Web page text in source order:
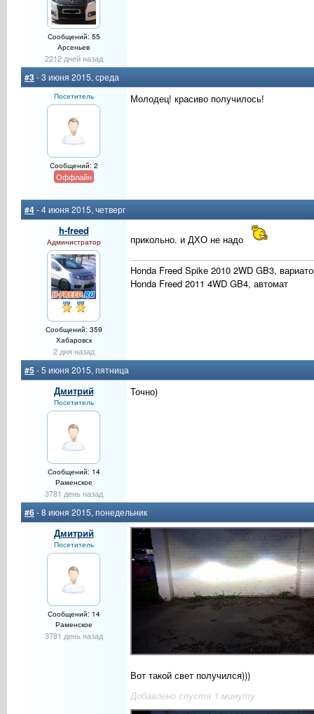
Сообщений: 55
Арсеньев
2212 дней назад
#3- 3 июня 2015, среда
Посетитель
Сообщений: 2
Оффлайн
Молодец! красиво получилось!
#4- 4 июня 2015, четверг
h-freed
Администратор
Сообщений: 359
Хабаровск
2 дня назад
прикольно. и ДХО не надо
Honda Freed Spike 2010 2WD GB3,
Honda Freed 2011 4WD GB4, автомат
#5 - 5 июня 2015, пятница
Дмитрий
Посетитель
Сообщений: 14
Раменское
3781 день назад
Точно)
#6- 8 июня 2015, понедельник
Дмитрий
Посетитель
Сообщений: 14
Раменское
3781 день назад
Вот такой свет получился)))
Добавлено спустя 1 минуту